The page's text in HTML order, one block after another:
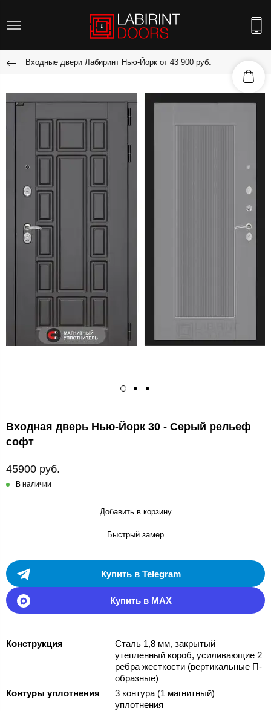
Входные двери Лабиринт Нью-Йорк от 43 900 руб.
Входная дверь Нью-Йорк 30 - Серый рельеф
софт
45900 руб.
В наличии
Добавить в корзину
Быстрый замер
Купить в Telegram
Купить в MAX
Конструкция
Сталь 1,8 мм, закрытый
утепленный короб, усиливающие 2
ребра жесткости (вертикальные П-
образные)
Контуры уплотнения
3 контура (1 магнитный)
уплотнения